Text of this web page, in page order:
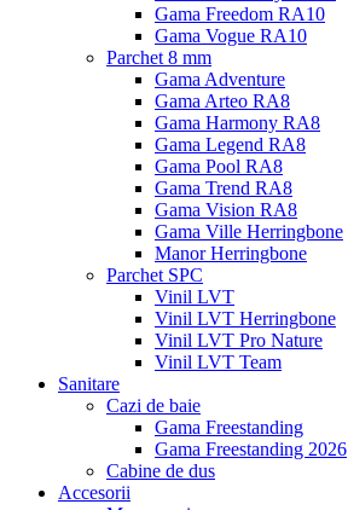
Gama Freedom RA10
Gama Vogue RA10
Parchet 8 mm
Gama Adventure
Gama Arteo RA8
Gama Harmony RA8
Gama Legend RA8
Gama Pool RA8
Gama Trend RA8
Gama Vision RA8
Gama Ville Herringbone
Manor Herringbone
Parchet SPC
Vinil LVT
Vinil LVT Herringbone
Vinil LVT Pro Nature
Vinil LVT Team
Sanitare
Cazi de baie
Gama Freestanding
Gama Freestanding 2026
Cabine de dus
Accesorii